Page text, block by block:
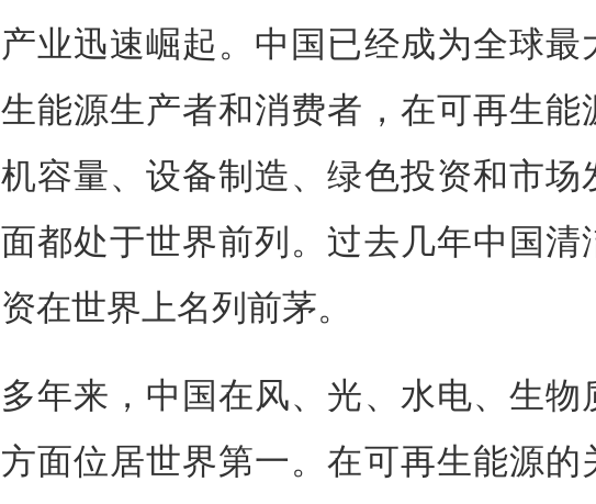
产业迅速崛起。中国已经成为全球最
生能源生产者和消费者，在可再生能
机容量、设备制造、绿色投资和市场
面都处于世界前列。过去几年中国清
资在世界上名列前茅。
多年来，中国在风、光、水电、生物
方面位居世界第一。在可再生能源的